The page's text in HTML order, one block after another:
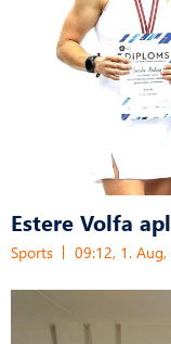
Estere Volfa
Sports 09:12, 1.